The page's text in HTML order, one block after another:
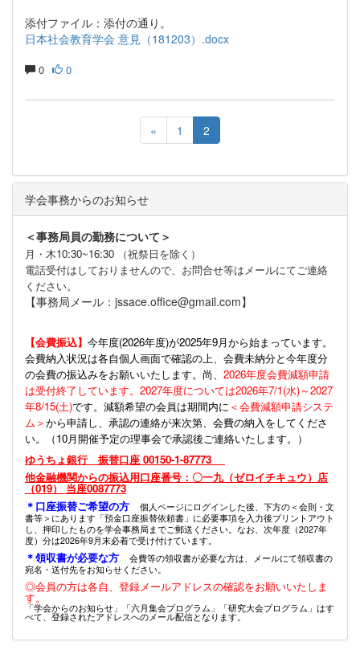
添付ファイル：添付の通り。
日本社会教育学会 意見（181203）.docx
0 0
« 1 2
学会事務からのお知らせ
＜事務局員の勤務について＞
月・木10:30~16:30 （祝祭日を除く）
電話受付はしておりませんので、お問合せ等はメールにてご連絡
ください。
【事務局メール：jssace.office@gmail.com】
【会費振込】 今年度(2026年度)が2025年9月から始まっています。
会費納入状況は各自個人画面で確認の上、会費未納分と今年度分
の会費の振込みをお願いいたします。尚、 2026年度会費減額申請
は受付終了しています。2027年度については2026年7/1(水)～2027
年8/15(土)です。減額希望の会員は期間内に ＜会費減額申請システ
ム＞から申請し、承認の連絡が来次第、会費の納入をしてくださ
い。（10月開催予定の理事会で承認後ご連絡いたします。）
ゆうちょ銀行 振替口座 00150-1-87773
他金融機関からの振込用口座番号：〇一九（ゼロイチキュウ）店
（019） 当座0087773
＊口座振替ご希望の方
個人ページにログインした後、下方の＜会則・文
書等＞にあります「預金口座振替依頼書」に必要事項を入力後プリントアウト
し、押印したものを学会事務局までご郵送ください。なお、次年度（2027年
度）分は2026年9月末必着で受け付けています。
＊領収書が必要な方
会費等の領収書が必要な方は、メールにて領収書の
宛名・送付先をお知らせください。
◎会員の方は各自、登録メールアドレスの確認をお願いいたしま
す。
「学会からのお知らせ」「六月集会プログラム」「研究大会プログラム」はす
べて、登録されたアドレスへのメール配信となります。